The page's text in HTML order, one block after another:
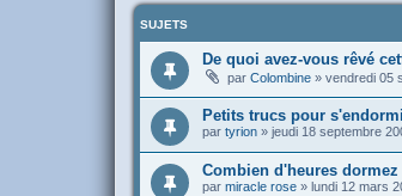
SUJETS
De quoi avez-vous rêvé
par Colombine » vendredi 05
Petits trucs pour
par tyrion » jeudi 18 septembre
Combien d'heures
par miracle rose » lundi 12 mars